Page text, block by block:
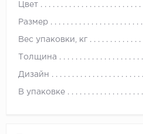
Цвет
Размер
Вес упаковки, кг
Толщина
Дизайн
В упаковке